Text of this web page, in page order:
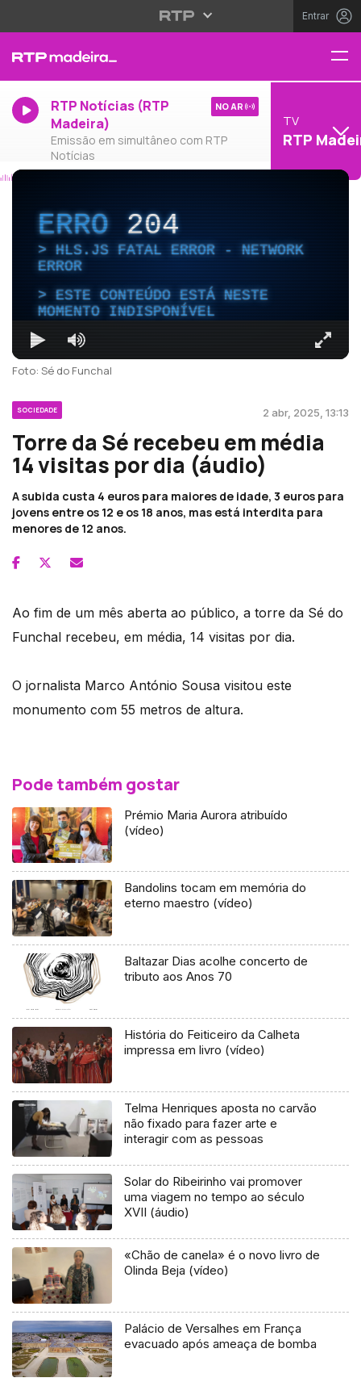
Entrar
RTP Notícias (RTP
Madeira)
Emissão em simultâneo com RTP
Notícias
NO AR
TV
RTP
ERRO204
HLS.JS FATAL ERROR - NETWORK
ERROR
ESTE CONTEÚDO ESTÁ NESTE
MOMENTO INDISPONÍVEL
Foto: Sé do Funchal
SOCIEDADE 2 abr, 2025, 13:13
Torre da Sé recebeu em média
14 visitas por dia (áudio)
A subida custa 4 euros para maiores de idade, 3 euros para
jovens entre os 12 e os 18 anos, mas está interdita para
menores de 12 anos.
Ao fim de um mês aberta ao público, a torre da Sé do
Funchal recebeu, em média, 14 visitas por dia.
O jornalista Marco António Sousa visitou este
monumento com 55 metros de altura.
Pode também gostar
Prémio Maria Aurora atribuído
(vídeo)
Bandolins tocam em memória do
eterno maestro (vídeo)
Baltazar Dias acolhe concerto de
tributo aos Anos 70
História do Feiticeiro da Calheta
impressa em livro (vídeo)
Telma Henriques aposta no carvão
não fixado para fazer arte e
interagir com as pessoas
Solar do Ribeirinho vai promover
uma viagem no tempo ao século
XVII (áudio)
«Chão de canela» é o novo livro de
Olinda Beja (vídeo)
Palácio de Versalhes em França
evacuado após ameaça de bomba